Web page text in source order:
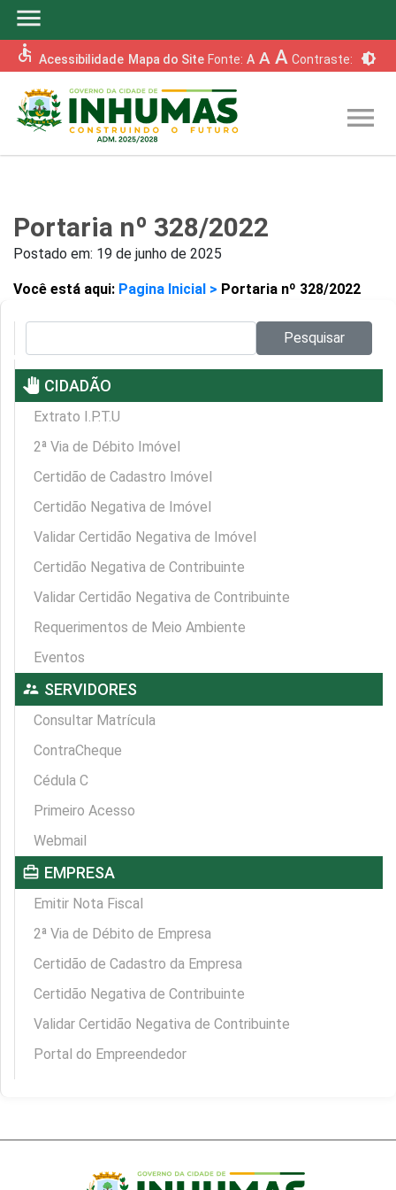
menu
accessible Acessibilidade Mapa do Site Fonte: A A A Contraste: brightness_6
menu
Portaria nº 328/2022
Postado em: 19 de junho de 2025
Você está aqui: Pagina Inicial > Portaria nº 328/2022
Pesquisar
pan_tool CIDADÃO
Extrato I.P.T.U
2ª Via de Débito Imóvel
Certidão de Cadastro Imóvel
Certidão Negativa de Imóvel
Validar Certidão Negativa de Imóvel
Certidão Negativa de Contribuinte
Validar Certidão Negativa de Contribuinte
Requerimentos de Meio Ambiente
Eventos
supervisor_account SERVIDORES
Consultar Matrícula
ContraCheque
Cédula C
Primeiro Acesso
Webmail
card_travel EMPRESA
Emitir Nota Fiscal
2ª Via de Débito de Empresa
Certidão de Cadastro da Empresa
Certidão Negativa de Contribuinte
Validar Certidão Negativa de Contribuinte
Portal do Empreendedor